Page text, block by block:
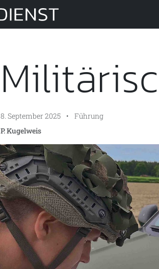
Truppendienst
8. September 2025 •
Führung
P. Kugelweis